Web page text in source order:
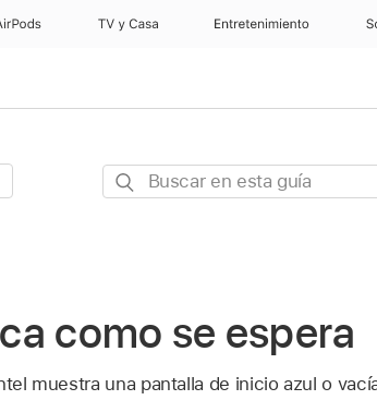
TV y Casa Entretenimiento
Buscar
como se espera
muestra una pantalla de inicio azul o